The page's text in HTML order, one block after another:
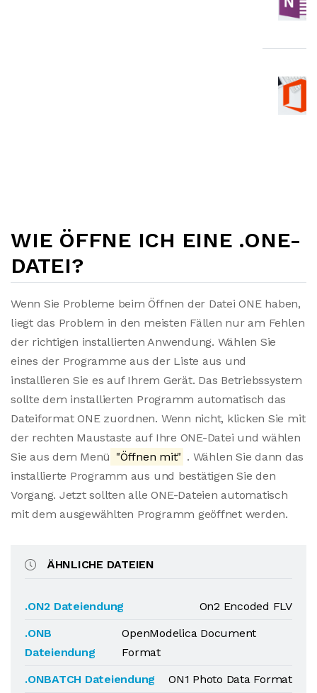
WIE ÖFFNE ICH EINE .ONE-
DATEI?
Wenn Sie Probleme beim Öffnen der Datei ONE haben,
liegt das Problem in den meisten Fällen nur am Fehlen
der richtigen installierten Anwendung. Wählen Sie
eines der Programme aus der Liste aus und
installieren Sie es auf Ihrem Gerät. Das Betriebssystem
sollte dem installierten Programm automatisch das
Dateiformat ONE zuordnen. Wenn nicht, klicken Sie mit
der rechten Maustaste auf Ihre ONE-Datei und wählen
Sie aus dem Menü "Öffnen mit" . Wählen Sie dann das
installierte Programm aus und bestätigen Sie den
Vorgang. Jetzt sollten alle ONE-Dateien automatisch
mit dem ausgewählten Programm geöffnet werden.
ÄHNLICHE DATEIEN
.ON2 Dateiendung
On2 Encoded FLV
.ONB
Dateiendung
OpenModelica Document
Format
.ONBATCH Dateiendung
ON1 Photo Data Format